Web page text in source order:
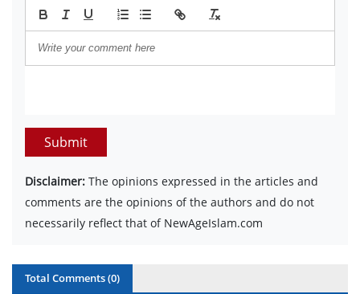
Submit
Disclaimer: The opinions expressed in the articles and
comments are the opinions of the authors and do not
necessarily reflect that of NewAgeIslam.com
Total Comments (0)